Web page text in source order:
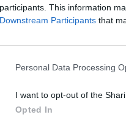
participants. This information
Downstream Participants that
Personal Data Processing
I want to opt-out of the
Opted In